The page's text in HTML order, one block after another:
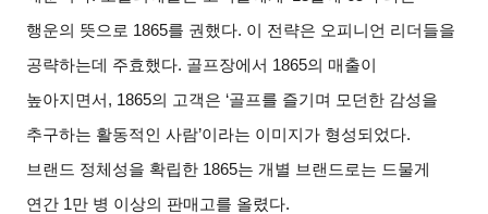
행운의 뜻으로 1865를 권했다. 이 전략은 오피니언 리더들을
공략하는데 주효했다. 골프장에서 1865의 매출이
높아지면서, 1865의 고객은 ‘골프를 즐기며 모던한 감성을
추구하는 활동적인 사람’이라는 이미지가 형성되었다.
브랜드 정체성을 확립한 1865는 개별 브랜드로는 드물게
연간 1만 병 이상의 판매고를 올렸다.